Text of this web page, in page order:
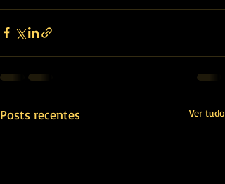
Posts recentes Ver tudo